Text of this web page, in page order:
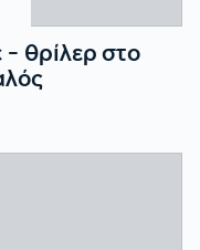
- θρίλερ στο